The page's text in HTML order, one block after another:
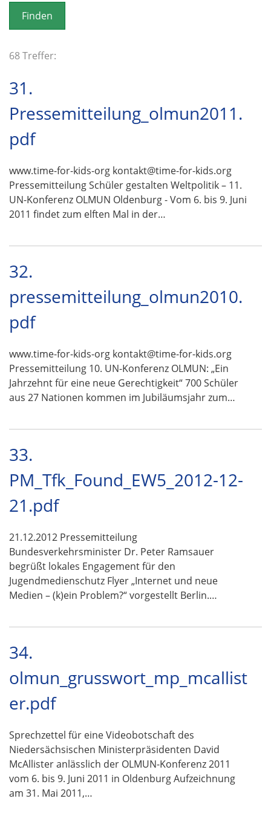
o
n
68 Treffer:
31.
Pressemitteilung_olmun2011.
pdf
www.time-for-kids-org kontakt@time-for-kids.org
Pressemitteilung Schüler gestalten Weltpolitik – 11.
UN-Konferenz OLMUN Oldenburg - Vom 6. bis 9. Juni
2011 findet zum elften Mal in der…
32.
pressemitteilung_olmun2010.
pdf
www.time-for-kids-org kontakt@time-for-kids.org
Pressemitteilung 10. UN-Konferenz OLMUN: „Ein
Jahrzehnt für eine neue Gerechtigkeit“ 700 Schüler
aus 27 Nationen kommen im Jubiläumsjahr zum…
33.
PM_Tfk_Found_EW5_2012-12-
21.pdf
21.12.2012 Pressemitteilung
Bundesverkehrsminister Dr. Peter Ramsauer
begrüßt lokales Engagement für den
Jugendmedienschutz Flyer „Internet und neue
Medien – (k)ein Problem?“ vorgestellt Berlin.…
34.
olmun_grusswort_mp_mcallist
er.pdf
Sprechzettel für eine Videobotschaft des
Niedersächsischen Ministerpräsidenten David
McAllister anlässlich der OLMUN-Konferenz 2011
vom 6. bis 9. Juni 2011 in Oldenburg Aufzeichnung
am 31. Mai 2011,…